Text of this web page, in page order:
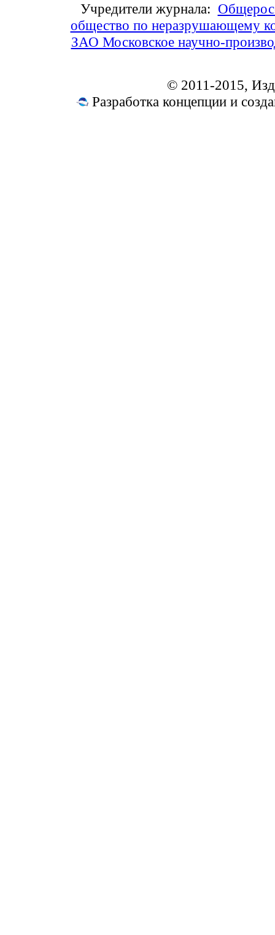
Учредители журнала:
общество по неразрушающему
ЗАО Московское научно-
© 2011-2015,
Разработка концепции и